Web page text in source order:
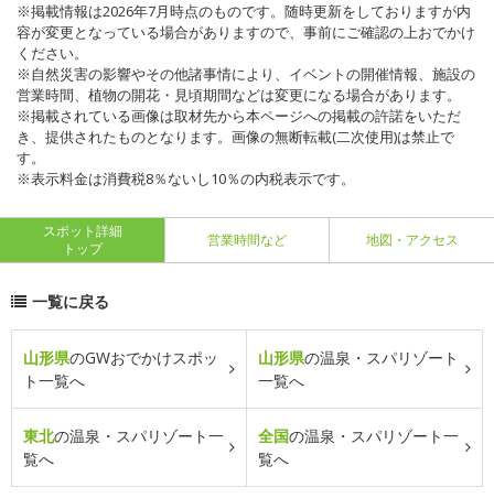
※掲載情報は2026年7月時点のものです。随時更新をしておりますが内
容が変更となっている場合がありますので、事前にご確認の上おでかけ
ください。
※自然災害の影響やその他諸事情により、イベントの開催情報、施設の
営業時間、植物の開花・見頃期間などは変更になる場合があります。
※掲載されている画像は取材先から本ページへの掲載の許諾をいただ
き、提供されたものとなります。画像の無断転載(二次使用)は禁止で
す。
※表示料金は消費税8％ないし10％の内税表示です。
スポット詳細
トップ
営業時間など 地図・アクセス
一覧に戻る
山形県のGWおでかけスポッ
ト一覧へ
山形県の温泉・スパリゾート
一覧へ
東北の温泉・スパリゾート一
覧へ
全国の温泉・スパリゾート一
覧へ